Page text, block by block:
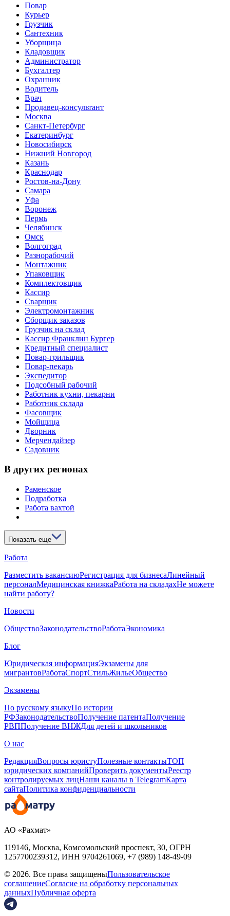
Повар
Курьер
Грузчик
Сантехник
Уборщица
Кладовщик
Администратор
Бухгалтер
Охранник
Водитель
Врач
Продавец-консультант
Москва
Санкт-Петербург
Екатеринбург
Новосибирск
Нижний Новгород
Казань
Краснодар
Ростов-на-Дону
Самара
Уфа
Воронеж
Пермь
Челябинск
Омск
Волгоград
Разнорабочий
Монтажник
Упаковщик
Комплектовщик
Кассир
Сварщик
Электромонтажник
Сборщик заказов
Грузчик на склад
Кассир Франклин Бургер
Кредитный специалист
Повар-грильщик
Повар-пекарь
Экспедитор
Подсобный рабочий
Работник кухни, пекарни
Работник склада
Фасовщик
Мойщица
Дворник
Мерчендайзер
Садовник
В других регионах
Раменское
Подработка
Работа вахтой
Показать еще
Работа
Разместить вакансиюРегистрация для бизнесаЛинейный
персоналМедицинская книжкаРабота на складахНе можете
найти работу?
Новости
ОбществоЗаконодательствоРаботаЭкономика
Блог
Юридическая информацияЭкзамены для
мигрантовРаботаСпортСтильЖильеОбщество
Экзамены
По русскому языкуПо истории
РФЗаконодательствоПолучение патентаПолучение
РВППолучение ВНЖДля детей и школьников
О нас
РедакцияВопросы юристуПолезные контактыТОП
юридических компанийПроверить документыРеестр
контролируемых лицНаши каналы в TelegramКарта
сайтаПолитика конфиденциальности
АО «Рахмат»
119146, Москва, Комсомольский проспект, 30, ОГРН
1257700239312, ИНН 9704261069, +7 (989) 148-49-09
© 2026. Все права защищеныПользовательское
соглашениеСогласие на обработку персональных
данныхПубличная оферта